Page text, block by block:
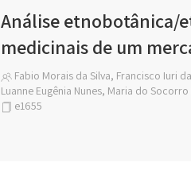
Análise etnobotânica/
medicinais de um
Fabio Morais da Silva, Francisco Iuri
Luanne Eugênia Nunes, Maria do
e1655